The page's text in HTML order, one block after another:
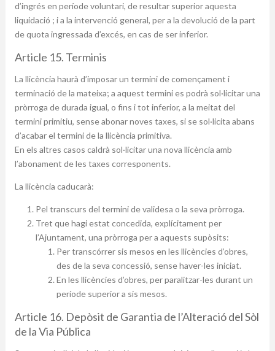
d’ingrés en període voluntari, de resultar superior aquesta
liquidació ; i a la intervenció general, per a la devolució de la part
de quota ingressada d’excés, en cas de ser inferior.
Article 15. Terminis
La llicència haurà d’imposar un termini de començament i
terminació de la mateixa; a aquest termini es podrà sol·licitar una
pròrroga de durada igual, o fins i tot inferior, a la meitat del
termini primitiu, sense abonar noves taxes, si se sol·licita abans
d’acabar el termini de la llicència primitiva.
En els altres casos caldrà sol·licitar una nova llicència amb
l’abonament de les taxes corresponents.
La llicència caducarà:
Pel transcurs del termini de validesa o la seva pròrroga.
Tret que hagi estat concedida, explícitament per
l’Ajuntament, una pròrroga per a aquests supòsits:
Per transcórrer sis mesos en les llicències d’obres,
des de la seva concessió, sense haver-les iniciat.
En les llicències d’obres, per paralitzar-les durant un
període superior a sis mesos.
Article 16. Depòsit de Garantia de l’Alteració del Sòl
de la Via Pública